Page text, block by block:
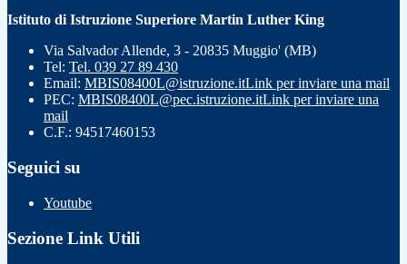
Istituto di Istruzione Superiore Martin Luther King
Via Salvador Allende, 3 - 20835 Muggio' (MB)
Tel: Tel. 039 27 89 430
Email: MBIS08400L@istruzione.itLink per inviare una mail
PEC: MBIS08400L@pec.istruzione.itLink per inviare una
mail
C.F.: 94517460153
Seguici su
Youtube
Sezione Link Utili